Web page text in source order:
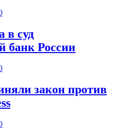
в суд
банк России
закон против